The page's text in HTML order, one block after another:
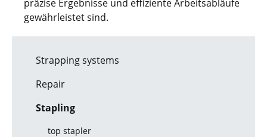
präzise Ergebnisse und effiziente Arbeitsabläufe
gewährleistet sind.
Strapping systems
Repair
Stapling
top stapler